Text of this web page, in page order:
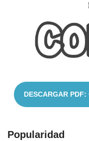
DESCARGAR
Popularidad